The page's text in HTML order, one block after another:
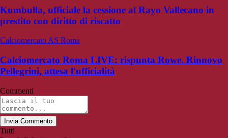
Kumbulla, ufficiale la cessione al Rayo Vallecano in
prestito con diritto di riscatto
Calciomercato AS Roma
Calciomercato Roma LIVE: rispunta Rowe. Rinnovo
Pellegrini, attesa l'ufficialità
Commenti
Invia Commento
Tutti